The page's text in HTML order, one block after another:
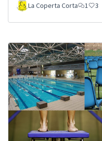
La Coperta Corta 1 3